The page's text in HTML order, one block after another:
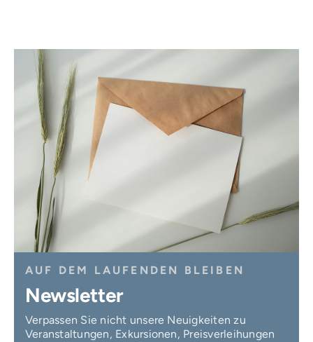
AUF DEM LAUFENDEN BLEIBEN
Newsletter
Verpassen Sie nicht unsere Neuigkeiten zu
Veranstaltungen, Exkursionen, Preisverleihungen